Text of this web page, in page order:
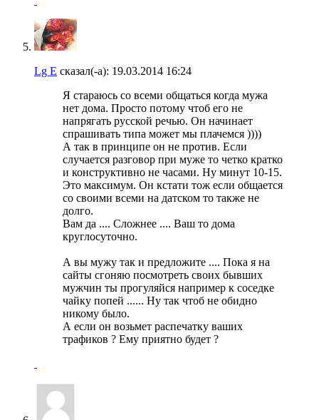
Lg E сказал(-а): 19.03.2014 16:24
Я стараюсь со всеми общаться когда мужа
нет дома. Просто потому чтоб его не
напрягать русской речью. Он начинает
спрашивать типа может мы плачемся ))))
А так в принципе он не против. Если
случается разговор при муже то четко кратко
и конструктивно не часами. Ну минут 10-15.
Это максимум. Он кстати тож если общается
со своими всеми на датском то также не
долго.
Вам да .... Сложнее .... Ваш то дома
круглосуточно.
А вы мужу так и предложите .... Пока я на
сайты сгоняю посмотреть своих бывших
мужчин ты прогуляйся например к соседке
чайку попей ...... Ну так чтоб не обидно
никому было.
А если он возьмет распечатку ваших
трафиков ? Ему приятно будет ?